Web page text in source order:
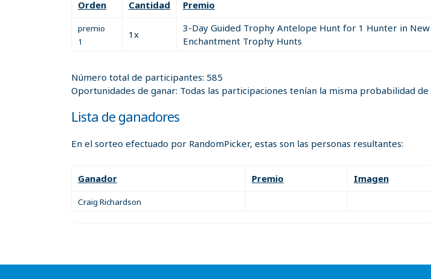
Individuals under the age of 18 at time of drawing may not
Each Drawing Entry constitutes of an equal chance to win.
A computerized random number generating program Random
Drawing video will posted on dscnm WEBSITE
drawing will be held at the next earliest time possible.
Winners will be notified by end of business the following
Drawings with a set number of entries will have Only that
available will be on ticket order page.
drawing takes place and a winner determined, the list for that
Orden Cantidad Premio
premio
1
1x
3-Day Guided Trophy Antelope Hunt for 1 Hunter in
Enchantment Trophy Hunts
Número total de participantes: 585
Oportunidades de ganar: Todas las participaciones tenían la misma probabilidad de
Lista de ganadores
En el sorteo efectuado por RandomPicker, estas son las personas resultantes:
Ganador Premio Imagen
Craig Richardson